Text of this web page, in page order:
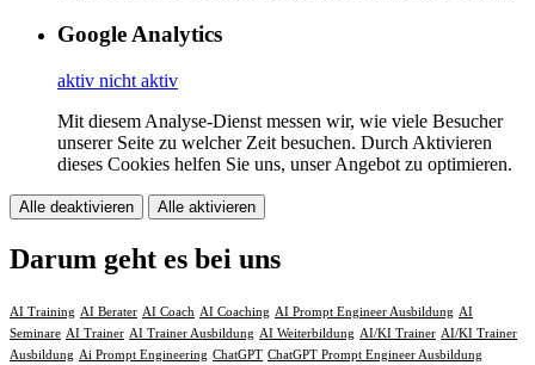
Google Analytics
aktiv nicht aktiv
Mit diesem Analyse-Dienst messen wir, wie viele Besucher
unserer Seite zu welcher Zeit besuchen. Durch Aktivieren
dieses Cookies helfen Sie uns, unser Angebot zu optimieren.
Alle deaktivieren Alle aktivieren
Darum geht es bei uns
AI Training AI Berater AI Coach AI Coaching AI Prompt Engineer Ausbildung AI
Seminare AI Trainer AI Trainer Ausbildung AI Weiterbildung AI/KI Trainer AI/KI Trainer
Ausbildung Ai Prompt Engineering ChatGPT ChatGPT Prompt Engineer Ausbildung